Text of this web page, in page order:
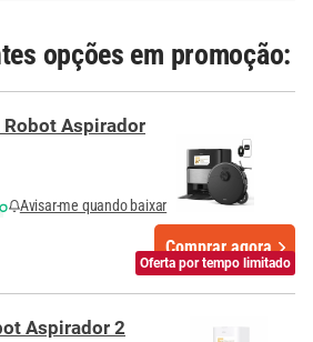
opções em promoção:
Oferta por tempo limitado
Robot Aspirador
Avisar-me quando baixar
Comprar agora
Aspirador 2